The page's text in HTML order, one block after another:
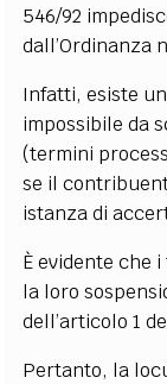
546/92
dall’Ordinanza
Infatti, esiste
impossibile da
(termini
se il
istanza di
È evidente che
la loro
dell’articolo 1
Pertanto, la